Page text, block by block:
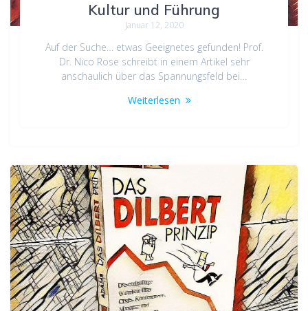
Kultur und Führung
Januar 12, 2020
Auf der Suche… etwas Geeignetes gefunden! Prof.
Dr. Nico Rose schreibt in einem Artikel sehr
anschaulich über das Spannungsfeld bei…
Weiterlesen